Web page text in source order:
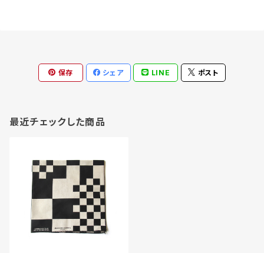
保存 シェア LINE ポスト
最近チェックした商品